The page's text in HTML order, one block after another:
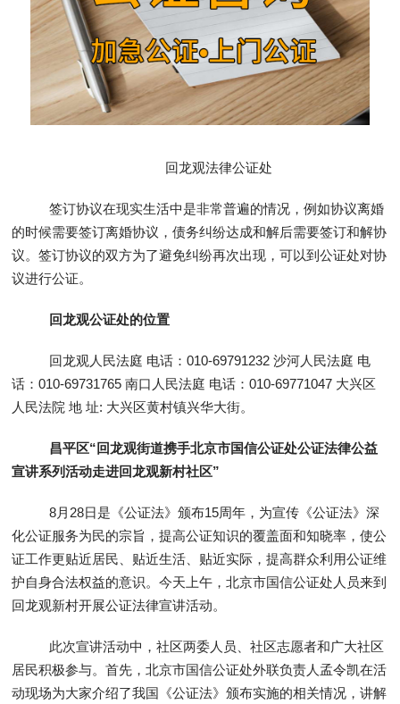
回龙观法律公证处
签订协议在现实生活中是非常普遍的情况，例如协议离婚
的时候需要签订离婚协议，债务纠纷达成和解后需要签订和解协
议。签订协议的双方为了避免纠纷再次出现，可以到公证处对协
议进行公证。
回龙观公证处的位置
回龙观人民法庭 电话：010-69791232 沙河人民法庭 电
话：010-69731765 南口人民法庭 电话：010-69771047 大兴区
人民法院 地 址: 大兴区黄村镇兴华大街。
昌平区“回龙观街道携手北京市国信公证处公证法律公益
宣讲系列活动走进回龙观新村社区”
8月28日是《公证法》颁布15周年，为宣传《公证法》深
化公证服务为民的宗旨，提高公证知识的覆盖面和知晓率，使公
证工作更贴近居民、贴近生活、贴近实际，提高群众利用公证维
护自身合法权益的意识。今天上午，北京市国信公证处人员来到
回龙观新村开展公证法律宣讲活动。
此次宣讲活动中，社区两委人员、社区志愿者和广大社区
居民积极参与。首先，北京市国信公证处外联负责人孟令凯在活
动现场为大家介绍了我国《公证法》颁布实施的相关情况，讲解